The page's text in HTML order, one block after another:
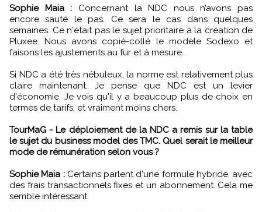
Sophie Maia :
Concernant la NDC nous n’avons pas
encore sauté le pas. Ce sera le cas dans quelques
semaines. Ce n'était pas le sujet prioritaire à la création de
Pluxee. Nous avons copié-collé le modèle Sodexo et
faisons les ajustements au fur et à mesure.
Si NDC a été très nébuleux, la norme est relativement plus
claire maintenant. Je pense que NDC est un levier
d'économie. Je vois qu'il y a beaucoup plus de choix en
termes de tarifs, et vraiment moins chers.
TourMaG - Le déploiement de la NDC a remis sur la table
le sujet du business model des TMC. Quel serait le meilleur
mode de rémunération selon vous ?
Sophie Maia : Certains parlent d'une formule hybride, avec
des frais transactionnels fixes et un abonnement. Cela me
semble intéressant.